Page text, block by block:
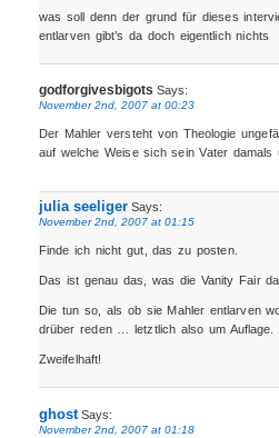
was soll denn der grund für dieses
entlarven gibt’s da doch eigentlich nichts
godforgivesbigots Says:
November 2nd, 2007 at 00:23
Der Mahler versteht von Theologie
auf welche Weise sich sein Vater damals
julia seeligerSays:
November 2nd, 2007 at 01:15
Finde ich nicht gut, das zu posten.
Das ist genau das, was die Vanity Fair
Die tun so, als ob sie Mahler entlarven
drüber reden … letztlich also um Auflage.
Zweifelhaft!
ghostSays:
November 2nd, 2007 at 01:18